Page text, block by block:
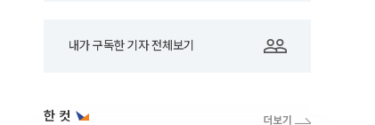
내가 구독한 기자 전체보기
한 컷